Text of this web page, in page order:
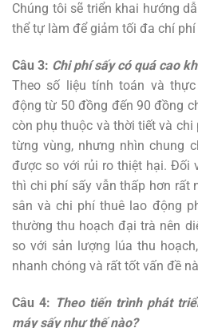
Chúng tôi sẽ triển khai hướng
thể tự làm để giảm tối đa chí
Câu 3: Chi phí sấy có quá cao
Theo số liệu tính toán và
động từ 50 đồng đến 90 đồng
còn phụ thuộc và thời tiết và
từng vùng, nhưng nhìn chung
được so với rủi ro thiệt hại. Đối
thì chi phí sấy vẫn thấp hơn rất
sân và chi phí thuê lao động
thường thu hoạch đại trà nên
so với sản lượng lúa thu
nhanh chóng và rất tốt vấn đề
Câu 4: Theo tiến trình phát
máy sấy như thế nào?